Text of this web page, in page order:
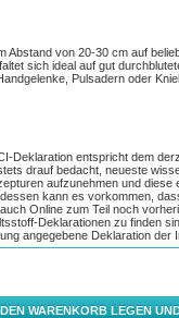
Abstand von 20-30 cm auf
sich ideal auf gut
Pulsadern oder
Deklaration entspricht dem
drauf bedacht, neueste
aufzunehmen und diese
kann es vorkommen,
Online zum Teil noch
Deklarationen zu finden
angegebene Deklaration der
WARENKORB LEGEN